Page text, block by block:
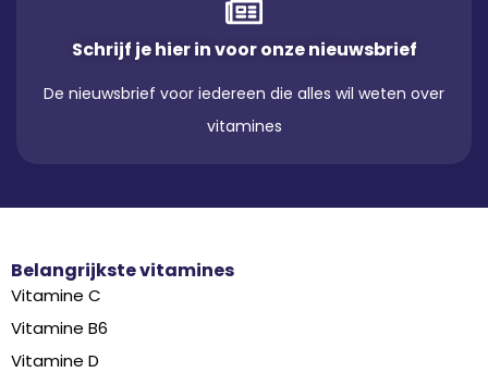
Schrijf je hier in voor onze nieuwsbrief
De nieuwsbrief voor iedereen die alles wil weten over
vitamines
Belangrijkste vitamines
Vitamine C
Vitamine B6
Vitamine D